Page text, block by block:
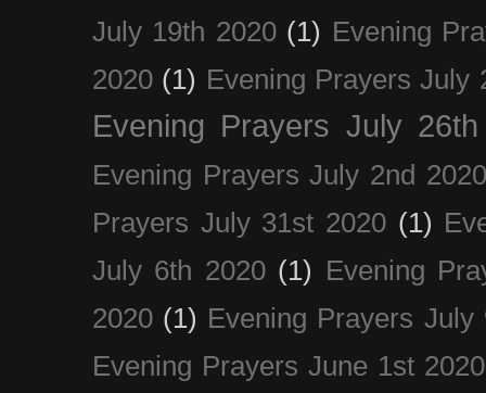
July 19th 2020 (1) Evening
2020 (1) Evening Prayers July
Evening Prayers July
Evening Prayers July 2nd 2020
Prayers July 31st 2020 (1)
July 6th 2020 (1) Evening
2020 (1) Evening Prayers July
Evening Prayers June 1st 2020